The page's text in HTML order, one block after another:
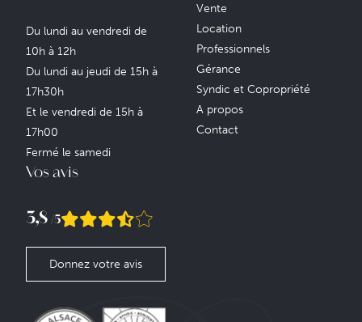
Du lundi au vendredi de
10h à 12h
Du lundi au jeudi de 15h à
17h30h
Et le vendredi de 15h à
17h00
Fermé le samedi
Vente
Location
Professionnels
Gérance
Syndic et Copropriété
A propos
Contact
Vos avis
3,8 /5
Donnez votre avis